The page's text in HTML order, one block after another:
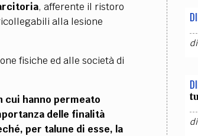
, afferente il ristoro
alla lesione
fisiche ed alle società di
cui hanno permeato
delle finalità
per talune di esse, la
di
di